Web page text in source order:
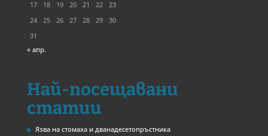
17
18 19 20 21 22
23
24
25 26 27 28 29
30
31
« апр.
Най-посещавани
статии
Язва на стомаха и дванадесетопръстника